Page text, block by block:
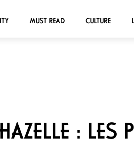
MUST READ CULTURE
: LES